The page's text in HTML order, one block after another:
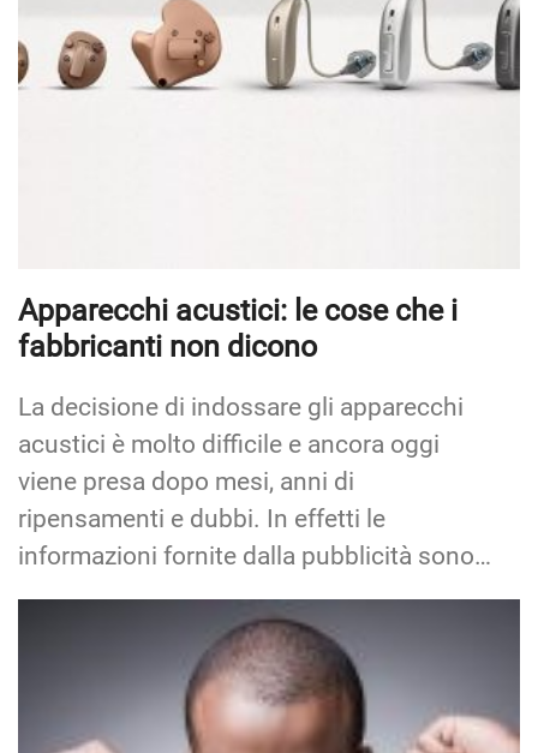
Apparecchi acustici: le cose che i
fabbricanti non dicono
La decisione di indossare gli apparecchi
acustici è molto difficile e ancora oggi
viene presa dopo mesi, anni di
ripensamenti e dubbi. In effetti le
informazioni fornite dalla pubblicità sono…